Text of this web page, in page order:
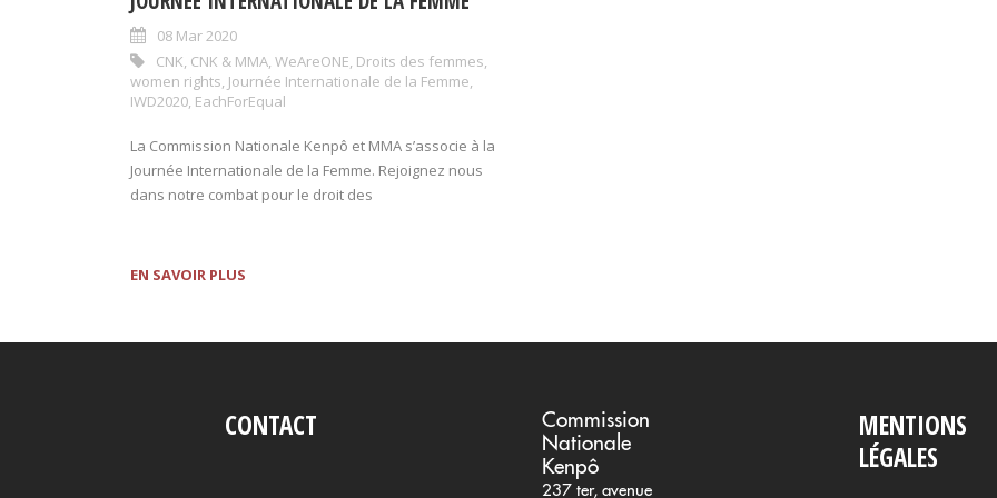
08 Mar 2020
CNK CNK & MMA WeAreONE Droits des femmes
women rights Journée Internationale de la Femme
IWD2020 EachForEqual
La Commission Nationale Kenpô et MMA s’associe à la
Journée Internationale de la Femme. Rejoignez nous
dans notre combat pour le droit des
EN SAVOIR PLUS
CONTACT
Commission
Nationale
Kenpô
237 ter, avenue
MENTIONS
LÉGALES